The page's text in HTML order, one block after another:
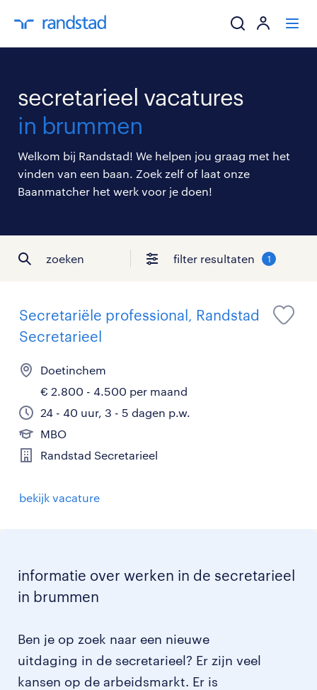
mijn carrière
over randstad
secretarieel vacatures
in brummen
Welkom bij Randstad! We helpen jou graag met het
vinden van een baan. Zoek zelf of laat onze
Baanmatcher het werk voor je doen!
zoeken filter resultaten 1
Secretariële professional, Randstad
Secretarieel
Doetinchem
€ 2.800 - 4.500 per maand
24 - 40 uur, 3 - 5 dagen p.w.
MBO
Randstad Secretarieel
bekijk vacature
informatie over werken in de secretarieel
in brummen
Ben je op zoek naar een nieuwe
uitdaging in de secretarieel? Er zijn veel
kansen op de arbeidsmarkt. Er is